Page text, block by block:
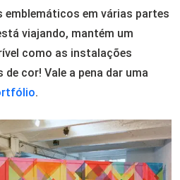
emblemáticos em várias partes
viajando, mantém um
como as instalações
cor! Vale a pena dar uma
.